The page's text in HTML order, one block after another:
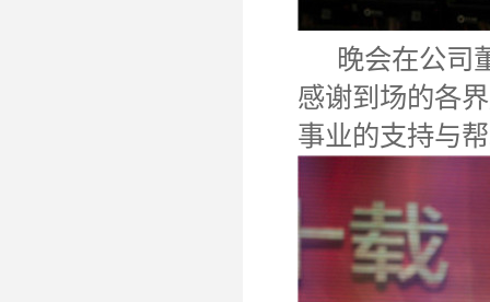
晚会在公司
感谢到场的各
事业的支持与